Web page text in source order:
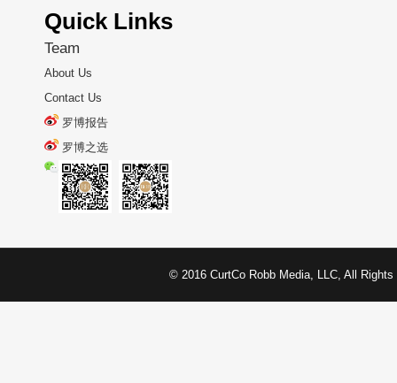
Quick Links
Team
About Us
Contact Us
罗博报告
罗博之选
© 2016 CurtCo Robb Media, LLC, All